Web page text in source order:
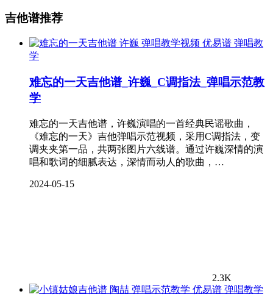
吉他谱推荐
弹唱教
学
难忘的一天吉他谱_许巍_C调指法_弹唱示范教
学
难忘的一天吉他谱，许巍演唱的一首经典民谣歌曲，
《难忘的一天》吉他弹唱示范视频，采用C调指法，变
调夹夹第一品，共两张图片六线谱。通过许巍深情的演
唱和歌词的细腻表达，深情而动人的歌曲，…
2024-05-15
2.3K
弹唱教学